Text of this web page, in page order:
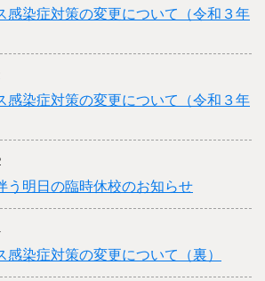
感染症対策の変更について（令和３年
感染症対策の変更について（令和３年
う明日の臨時休校のお知らせ
染症対策の変更について（裏）